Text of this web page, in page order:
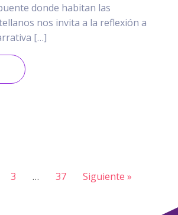
donde habitan las
nos invita a la reflexión a
[…]
3 … 37 Siguiente »